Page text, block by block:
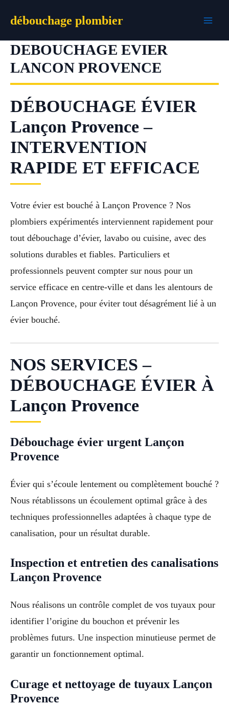
débouchage plombier
DEBOUCHAGE EVIER
LANCON PROVENCE
DÉBOUCHAGE ÉVIER
Lançon Provence –
INTERVENTION
RAPIDE ET EFFICACE
Votre évier est bouché à Lançon Provence ? Nos
plombiers expérimentés interviennent rapidement pour
tout débouchage d’évier, lavabo ou cuisine, avec des
solutions durables et fiables. Particuliers et
professionnels peuvent compter sur nous pour un
service efficace en centre-ville et dans les alentours de
Lançon Provence, pour éviter tout désagrément lié à un
évier bouché.
NOS SERVICES –
DÉBOUCHAGE ÉVIER À
Lançon Provence
Débouchage évier urgent Lançon
Provence
Évier qui s’écoule lentement ou complètement bouché ?
Nous rétablissons un écoulement optimal grâce à des
techniques professionnelles adaptées à chaque type de
canalisation, pour un résultat durable.
Inspection et entretien des canalisations
Lançon Provence
Nous réalisons un contrôle complet de vos tuyaux pour
identifier l’origine du bouchon et prévenir les
problèmes futurs. Une inspection minutieuse permet de
garantir un fonctionnement optimal.
Curage et nettoyage de tuyaux Lançon
Provence